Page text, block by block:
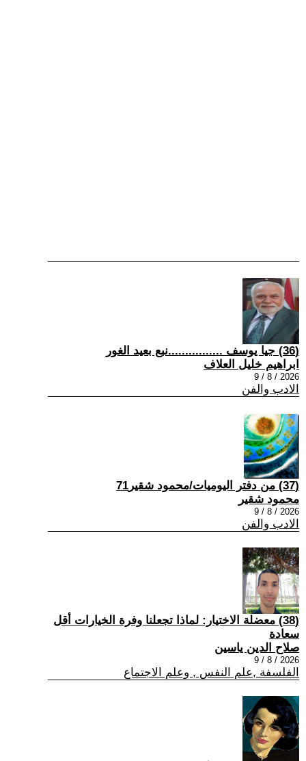
(36) جيا يوسف ................نبع بعيد الغور
ابراهيم خليل العلاف
2026 / 8 / 9
الادب والفن
(37) من دفتر اليوميات/محمود شقير71
محمود شقير
2026 / 8 / 9
الادب والفن
(38) معضلة الاختيار: لماذا تجعلنا وفرة الخيارات أقل
سعادة
صلاح الدين ياسين
2026 / 8 / 9
الفلسفة ,علم النفس , وعلم الاجتماع